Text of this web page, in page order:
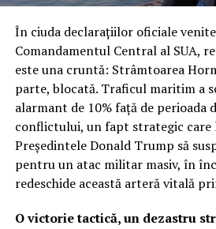
inacceptabilă a
democratice”
Dezvăluirea publică a acestor
site-ul Ministerului Apărării, a
printre parlamentarii din opoziție.
reacționat dur, acuzând guvernul
Meloni că a trimis sute de soldați în
un mandat clar și fără informarea
legislativului. „Este o dovadă de
legitimitatea modului în care a fost
În ciuda declarațiilor oficiale
Comandamentul Central al SUA,
este una cruntă: Strâmtoarea
parte, blocată. Traficul maritim a
alarmant de 10% față de perioada
conflictului, un fapt strategic
Președintele Donald Trump să
pentru un atac militar masiv, în
redeschide această arteră vitală
O victorie tactică, un dezastru